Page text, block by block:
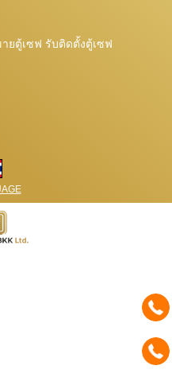
ยตู้เซฟ รับติดตั้งตู้เซฟ